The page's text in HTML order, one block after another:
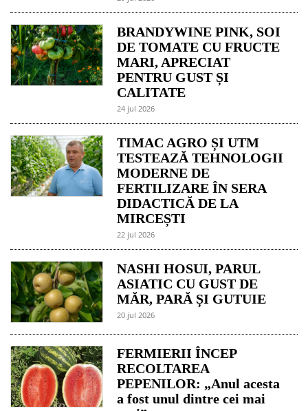
BRANDYWINE PINK, SOI
DE TOMATE CU FRUCTE
MARI, APRECIAT
PENTRU GUST ȘI
CALITATE
24 jul 2026
TIMAC AGRO ȘI UTM
TESTEAZĂ TEHNOLOGII
MODERNE DE
FERTILIZARE ÎN SERA
DIDACTICĂ DE LA
MIRCEȘTI
22 jul 2026
NASHI HOSUI, PARUL
ASIATIC CU GUST DE
MĂR, PARĂ ȘI GUTUIE
20 jul 2026
FERMIERII ÎNCEP
RECOLTAREA
PEPENILOR: „Anul acesta
a fost unul dintre cei mai